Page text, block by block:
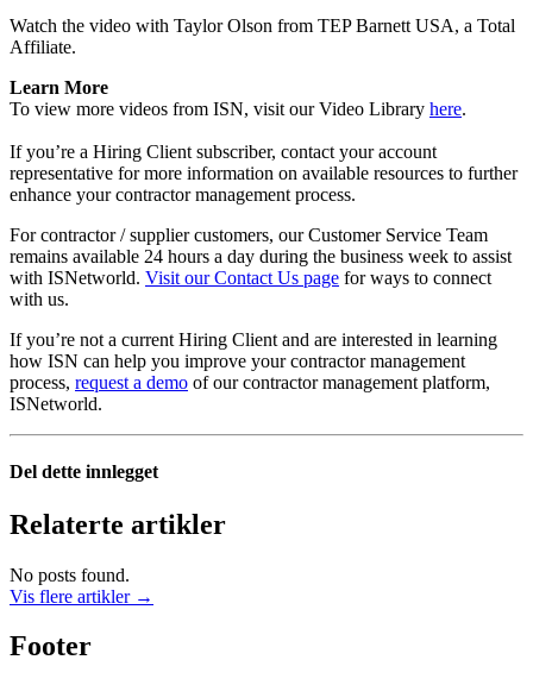
Watch the video with Taylor Olson from TEP Barnett USA, a Total
Affiliate.
Learn More
To view more videos from ISN, visit our Video Library here.
If you’re a Hiring Client subscriber, contact your account
representative for more information on available resources to further
enhance your contractor management process.
For contractor / supplier customers, our Customer Service Team
remains available 24 hours a day during the business week to assist
with ISNetworld. Visit our Contact Us page for ways to connect
with us.
If you’re not a current Hiring Client and are interested in learning
how ISN can help you improve your contractor management
process, request a demo of our contractor management platform,
ISNetworld.
Del dette innlegget
Relaterte artikler
No posts found.
Vis flere artikler →
Footer